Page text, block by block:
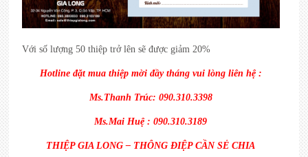
Với số lượng 50 thiệp trở lên sẽ được giảm 20%
Hotline đặt mua thiệp mời đầy tháng vui lòng liên hệ :
Ms.Thanh Trúc: 090.310.3398
Ms.Mai Huệ : 090.310.3189
THIỆP GIA LONG – THÔNG ĐIỆP CẦN SẺ CHIA